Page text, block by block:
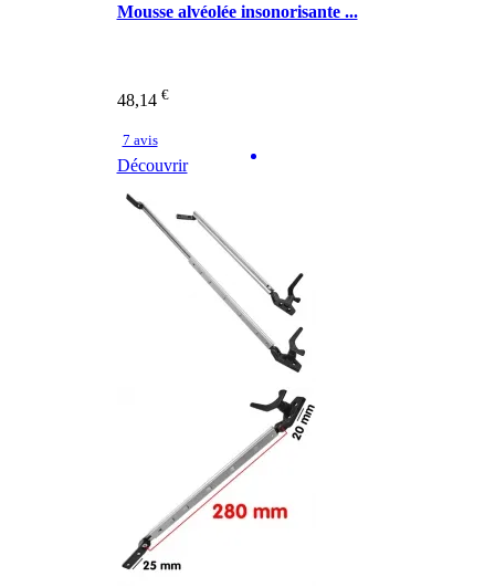
Mousse alvéolée insonorisante ...
48,14 €
7 avis
Découvrir